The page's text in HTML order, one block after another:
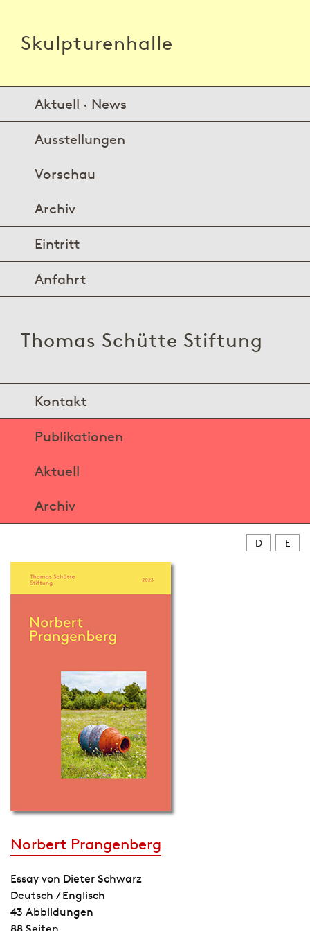
Skulpturenhalle
Aktuell · News
Ausstellungen
Vorschau
Archiv
Eintritt
Anfahrt
Thomas Schütte Stiftung
Kontakt
Publikationen
Aktuell
Archiv
D E
Norbert Prangenberg
Essay von Dieter Schwarz
Deutsch / Englisch
43 Abbildungen
88 Seiten